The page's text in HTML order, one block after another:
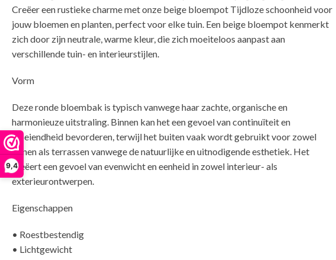
9,4
Creëer een rustieke charme met onze beige bloempot Tijdloze schoonheid voor
jouw bloemen en planten, perfect voor elke tuin. Een beige bloempot kenmerkt
zich door zijn neutrale, warme kleur, die zich moeiteloos aanpast aan
verschillende tuin- en interieurstijlen.
Vorm
Deze ronde bloembak is typisch vanwege haar zachte, organische en
harmonieuze uitstraling. Binnen kan het een gevoel van continuïteit en
vloeiendheid bevorderen, terwijl het buiten vaak wordt gebruikt voor zowel
tuinen als terrassen vanwege de natuurlijke en uitnodigende esthetiek. Het
creëert een gevoel van evenwicht en eenheid in zowel interieur- als
Eigenschappen
• Roestbestendig
• Lichtgewicht